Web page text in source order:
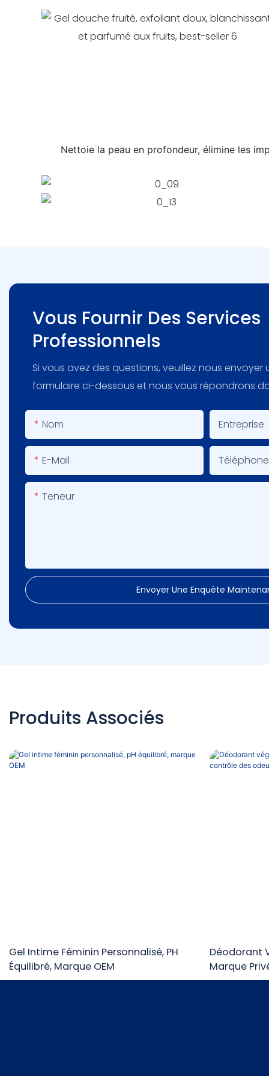
Nettoie la peau en profondeur, élimine les
Vous Fournir Des Services
Professionnels
Si vous avez des questions, veuillez nous envoyer
formulaire ci-dessous et nous vous répondrons
Nom Entreprise
E-Mail
Teneur
Envoyer Une Enquête
Produits Associés
Gel Intime Féminin Personnalisé, PH
Équilibré, Marque OEM
Déodorant
Marque
Des